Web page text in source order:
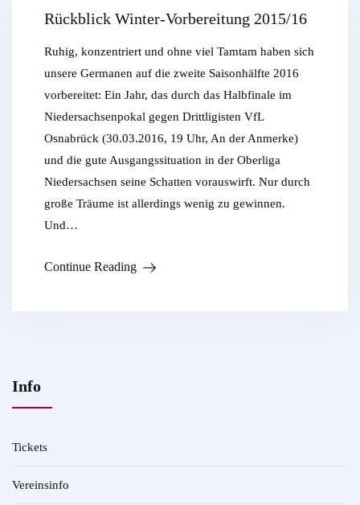
Rückblick Winter-Vorbereitung 2015/16
Ruhig, konzentriert und ohne viel Tamtam haben sich
unsere Germanen auf die zweite Saisonhälfte 2016
vorbereitet: Ein Jahr, das durch das Halbfinale im
Niedersachsenpokal gegen Drittligisten VfL
Osnabrück (30.03.2016, 19 Uhr, An der Anmerke)
und die gute Ausgangssituation in der Oberliga
Niedersachsen seine Schatten vorauswirft. Nur durch
große Träume ist allerdings wenig zu gewinnen.
Und…
Continue Reading
Info
Tickets
Vereinsinfo